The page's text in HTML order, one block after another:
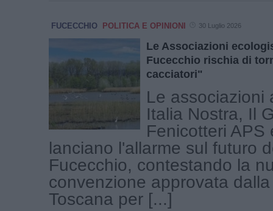
FUCECCHIO POLITICA E OPINIONI 30 Luglio 2026
Le Associazioni
Fucecchio rischia di
cacciatori"
Le associazioni
Italia Nostra, Il
Fenicotteri APS
lanciano l'allarme sul futuro
Fucecchio, contestando la
convenzione approvata
Toscana per [...]